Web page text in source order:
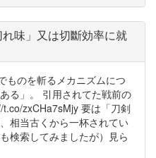
れ味」又は切斷効率に就
ものを斬るメカニズムにつ
る」。 引用されてた戦前の
zxCHa7sMjy 要は「刀剣
相当古くから一杯されてい
検索してみましたが）見ら